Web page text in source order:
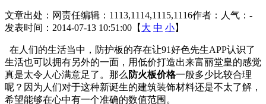
文章出处： 网责任编辑：1113,1114,1115,1116作者： 人气： -
发表时间：2014-07-13 10:51:00【 大 中 小】
在人们的生活当中，防护板的存在让91好色先生APP认识了
生活也可以拥有另外的一面，用低价打造出来富丽堂皇的感觉
真是太令人心满意足了。那么 防火板价格一般多少比较合理
呢？因为人们对于这种新诞生的建筑装饰材料还是不太了解，
希望能够在心中有一个准确的数值范围。